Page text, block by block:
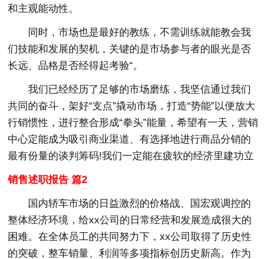
和主观能动性。
同时，市场也是最好的教练，不需训练就能教会我
们技能和发展的契机，关键的是市场参与者的眼光是否
长远、品格是否经得起考验“。
我们已经经历了足够的市场磨练，我坚信通过我们
共同的奋斗，架好“支点”撬动市场，打造“势能”以便放大
行销惯性，进行整合形成“拳头”能量，希望有一天，营销
中心定能成为吸引商业渠道、有选择地进行商品分销的
最有份量的谈判筹码!我们一定能在疲软的经济里建功立
销售述职报告 篇2
国内轿车市场的日益激烈的价格战、国宏观调控的
整体经济环境，给xx公司的日常经营和发展造成很大的
困难。在全体员工的共同努力下，xx公司取得了历史性
的突破，整车销量、利润等多项指标创历史新高。作为